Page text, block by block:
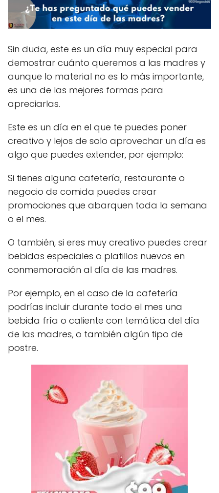
Sin duda, este es un día muy especial para
demostrar cuánto queremos a las madres y
aunque lo material no es lo más importante,
es una de las mejores formas para
apreciarlas.
Este es un día en el que te puedes poner
creativo y lejos de solo aprovechar un día es
algo que puedes extender, por ejemplo:
Si tienes alguna cafetería, restaurante o
negocio de comida puedes crear
promociones que abarquen toda la semana
o el mes.
O también, si eres muy creativo puedes crear
bebidas especiales o platillos nuevos en
conmemoración al día de las madres.
Por ejemplo, en el caso de la cafetería
podrías incluir durante todo el mes una
bebida fría o caliente con temática del día
de las madres, o también algún tipo de
postre.